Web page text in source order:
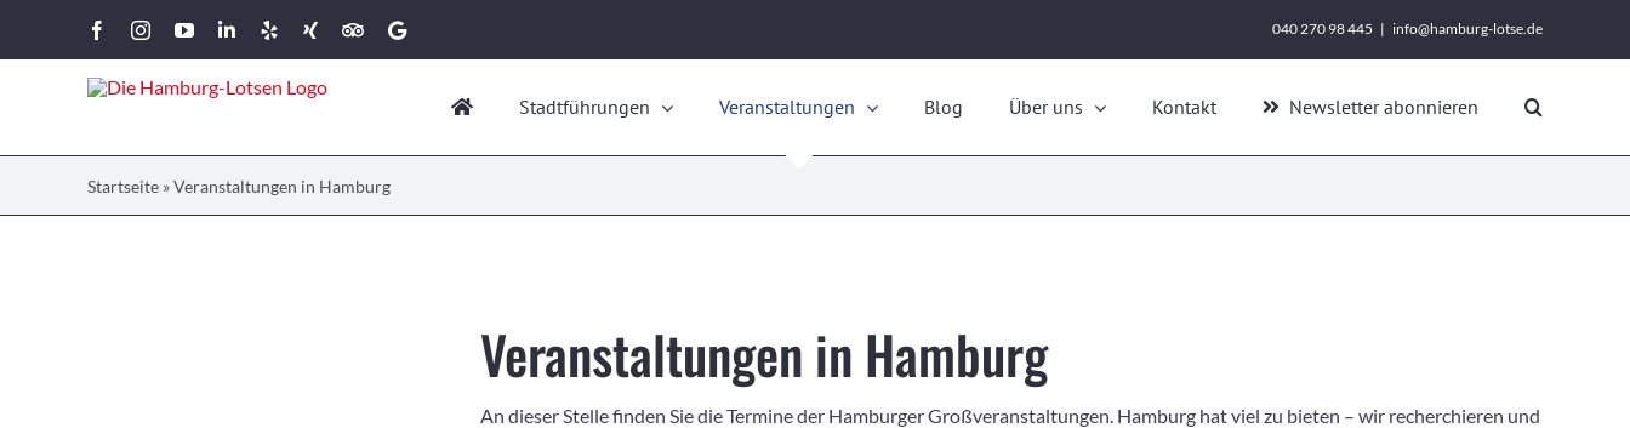
FacebookInstagramYouTubeLinkedIn
YelpXing Tripadvisor
Google 040 270 98 445 | info@hamburg-lotse.de
Stadtführungen Veranstaltungen Blog Über uns Kontakt Newsletter abonnieren
Startseite »Veranstaltungen in Hamburg
Veranstaltungen in Hamburg
An dieser Stelle finden Sie die Termine der Hamburger Großveranstaltungen. Hamburg hat viel zu bieten – wir recherchieren und